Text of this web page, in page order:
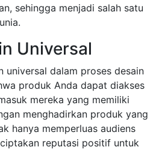
sehingga menjadi salah satu
Universal
universal dalam proses desain
produk Anda dapat diakses
mereka yang memiliki
menghadirkan produk yang
hanya memperluas audiens
reputasi positif untuk